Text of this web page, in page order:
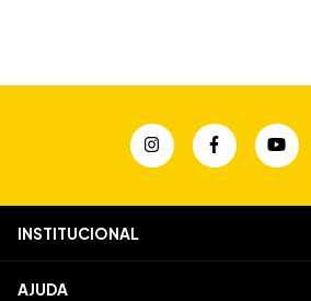
INSTITUCIONAL
AJUDA